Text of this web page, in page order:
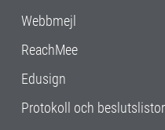
Webbmejl
ReachMee
Edusign
Protokoll och beslutslistor